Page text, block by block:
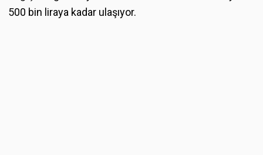
500 bin liraya kadar ulaşıyor.